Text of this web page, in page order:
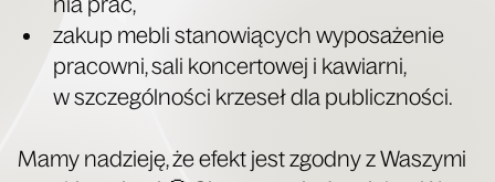
zakup mebli sta­no­wią­cych wypo­sa­że­nie
pra­cow­ni, sali kon­cer­to­wej i kawiar­ni,
w szcze­gól­no­ści krze­seł dla publiczności.
Mamy nadzie­ję, że efekt jest zgod­ny z Waszy­mi